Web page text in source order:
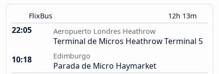
FlixBus 12h 13m
22:05 Aeropuerto Londres Heathrow
Terminal de Micros Heathrow Terminal 5
10:18
Edimburgo
Parada de Micro Haymarket